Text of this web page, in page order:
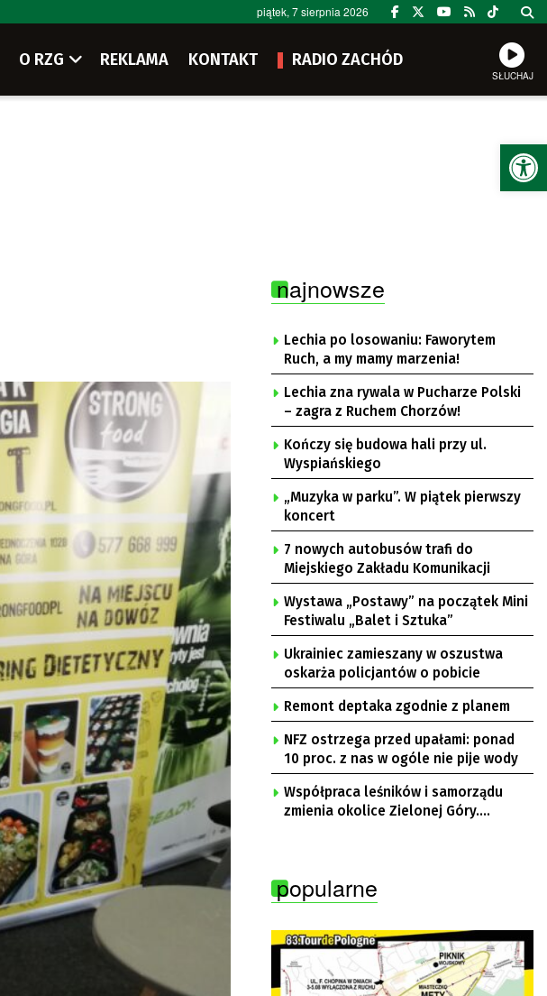
piątek, 7 sierpnia 2026
O RZG REKLAMA KONTAKT RADIO ZACHÓD
SŁUCHAJ
najnowsze
Lechia po losowaniu: Faworytem
Ruch, a my mamy marzenia!
Lechia zna rywala w Pucharze Polski
– zagra z Ruchem Chorzów!
Kończy się budowa hali przy ul.
Wyspiańskiego
„Muzyka w parku”. W piątek pierwszy
koncert
7 nowych autobusów trafi do
Miejskiego Zakładu Komunikacji
Wystawa „Postawy” na początek Mini
Festiwalu „Balet i Sztuka”
Ukrainiec zamieszany w oszustwa
oskarża policjantów o pobicie
Remont deptaka zgodnie z planem
NFZ ostrzega przed upałami: ponad
10 proc. z nas w ogóle nie pije wody
Współpraca leśników i samorządu
zmienia okolice Zielonej Góry.
popularne